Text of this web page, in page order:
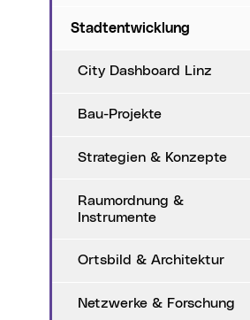
Stadtentwicklung
City Dashboard Linz
Bau-Projekte
Strategien & Konzepte
Raumordnung &
Instrumente
Ortsbild & Architektur
Netzwerke & Forschung